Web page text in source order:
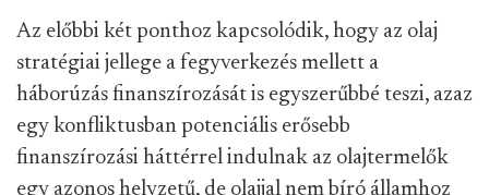
Az előbbi két ponthoz kapcsolódik, hogy az olaj
stratégiai jellege a fegyverkezés mellett a
háborúzás finanszírozását is egyszerűbbé teszi, azaz
egy konfliktusban potenciális erősebb
finanszírozási háttérrel indulnak az olajtermelők
egy azonos helyzetű, de olajjal nem bíró államhoz